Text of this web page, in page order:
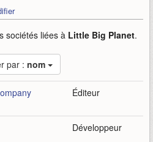
sociétés liées à Little Big Planet.
par : nom
Éditeur
Développeur